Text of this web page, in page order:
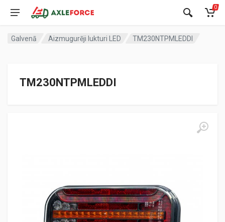
0
Galvenā Aizmugurēji lukturi LED TM230NTPMLEDDI
TM230NTPMLEDDI